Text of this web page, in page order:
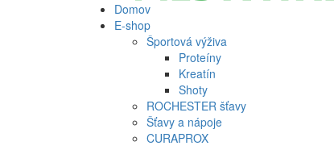
Domov
E-shop
Športová výživa
Proteíny
Kreatín
Shoty
ROCHESTER šťavy
Šťavy a nápoje
CURAPROX